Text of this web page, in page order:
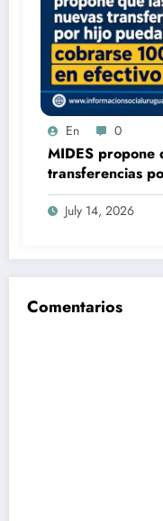
En 0
MIDES propone
transferencias
100% en
2027July 14, 2026
Comentarios